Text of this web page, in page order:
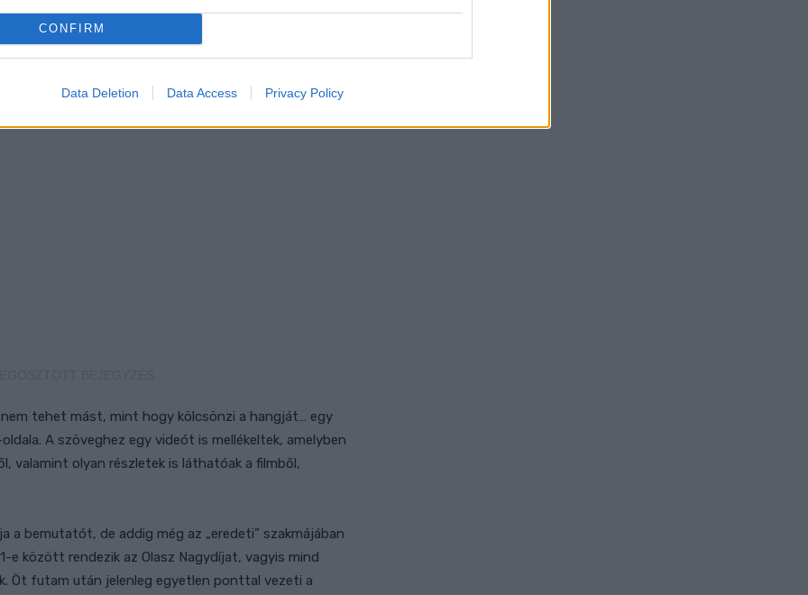
CONFIRM
Data Deletion Data Access Privacy Policy
Instagramon
nem tehet mást, mint hogy kölcsönzi a hangját… egy
A szöveghez egy videót is mellékeltek, amelyben
valamint olyan részletek is láthatóak a filmből,
bemutatót, de addig még az „eredeti” szakmájában
e között rendezik az Olasz Nagydíjat, vagyis mind
Öt futam után jelenleg egyetlen ponttal vezeti a